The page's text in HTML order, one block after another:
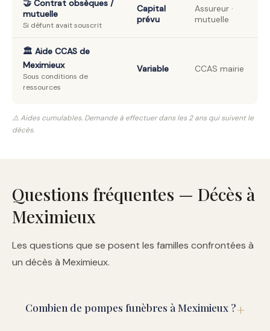
🤝 Contrat obsèques /
mutuelle
Si défunt avait souscrit
Capital
prévu
Assureur ·
mutuelle
🏛️ Aide CCAS de
Meximieux
Sous conditions de
ressources
Variable CCAS mairie
⚠️ Aides cumulables. Demande à effectuer dans les 2 ans qui suivent le
décès.
Questions fréquentes — Décès à
Meximieux
Les questions que se posent les familles confrontées à
un décès à Meximieux.
Combien de pompes funèbres à Meximieux ?